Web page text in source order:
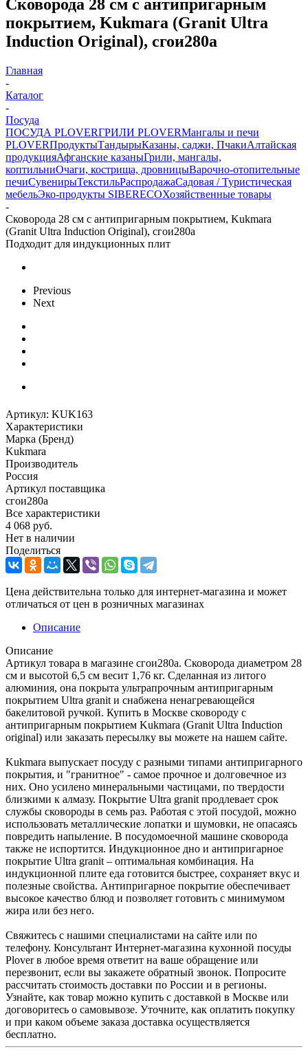
Сковорода 28 см с антипригарным
покрытием, Kukmara (Granit Ultra
Induction Original), сгои280а
Главная
-
Каталог
-
Посуда
ПОСУДА PLOVERГРИЛИ PLOVERМангалы и печи
PLOVERПродуктыТандырыКазаны, саджи, ПчакиАлтайская
продукцияАфганские казаныГрили, мангалы,
коптильниОчаги, кострища, дровницыВарочно-отопительные
печиСувенирыТекстильРаспродажаСадовая / Туристическая
мебельЭко-продукты SIBERECOХозяйственные товары
-
Сковорода 28 см с антипригарным покрытием, Kukmara
(Granit Ultra Induction Original), сгои280а
Подходит для индукционных плит
Previous
Next
Артикул: KUK163
Характеристики
Марка (Бренд)
Kukmara
Производитель
Россия
Артикул поставщика
сгои280а
Все характеристики
4 068 руб.
Нет в наличии
Поделиться
Цена действительна только для интернет-магазина и может
отличаться от цен в розничных магазинах
Описание
Описание
Артикул товара в магазине сгои280а. Сковорода диаметром 28
см и высотой 6,5 см весит 1,76 кг. Сделанная из литого
алюминия, она покрыта ультрапрочным антипригарным
покрытием Ultra granit и снабжена ненагревающейся
бакелитовой ручкой. Купить в Москве сковороду с
антипригарным покрытием Kukmara (Granit Ultra Induction
original) или заказать пересылку вы можете на нашем сайте.
Kukmara выпускает посуду с разными типами антипригарного
покрытия, и "гранитное" - самое прочное и долговечное из
них. Оно усилено минеральными частицами, по твердости
близкими к алмазу. Покрытие Ultra granit продлевает срок
службы сковороды в семь раз. Работая с этой посудой, можно
использовать металлические лопатки и шумовки, не опасаясь
повредить напыление. В посудомоечной машине сковорода
также не испортится. Индукционное дно и антипригарное
покрытие Ultra granit – оптимальная комбинация. На
индукционной плите еда готовится быстрее, сохраняет вкус и
полезные свойства. Антипригарное покрытие обеспечивает
высокое качество блюд и позволяет готовить с минимумом
жира или без него.
Свяжитесь с нашими специалистами на сайте или по
телефону. Консультант Интернет-магазина кухонной посуды
Plover в любое время ответит на ваше обращение или
перезвонит, если вы закажете обратный звонок. Попросите
рассчитать стоимость доставки по России и в регионы.
Узнайте, как товар можно купить с доставкой в Москве или
договоритесь о самовывозе. Уточните, как оплатить покупку
и при каком объеме заказа доставка осуществляется
бесплатно.